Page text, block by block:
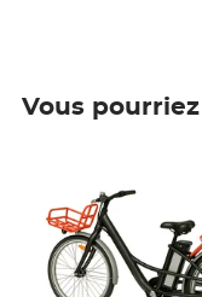
Vous